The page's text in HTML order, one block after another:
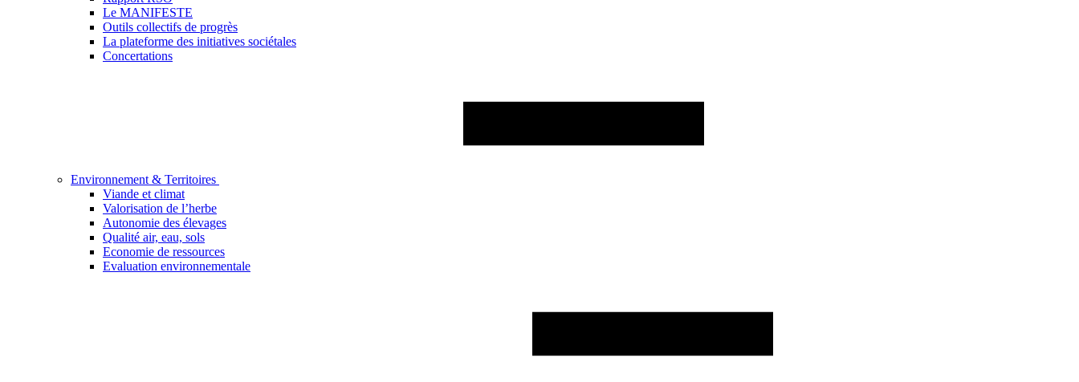
Le MANIFESTE
Outils collectifs de progrès
La plateforme des initiatives sociétales
Concertations
Environnement & Territoires
Viande et climat
Valorisation de l’herbe
Autonomie des élevages
Qualité air, eau, sols
Economie de ressources
Evaluation environnementale